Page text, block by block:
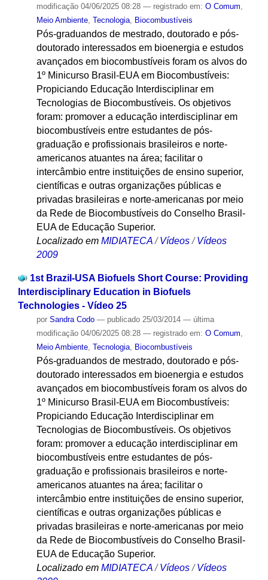
modificação04/06/2025 08:28 — registrado em: O Comum,
Meio Ambiente, Tecnologia, Biocombustíveis
Pós-graduandos de mestrado, doutorado e pós-
doutorado interessados em bioenergia e estudos
avançados em biocombustíveis foram os alvos do
1º Minicurso Brasil-EUA em Biocombustíveis:
Propiciando Educação Interdisciplinar em
Tecnologias de Biocombustíveis. Os objetivos
foram: promover a educação interdisciplinar em
biocombustíveis entre estudantes de pós-
graduação e profissionais brasileiros e norte-
americanos atuantes na área; facilitar o
intercâmbio entre instituições de ensino superior,
científicas e outras organizações públicas e
privadas brasileiras e norte-americanas por meio
da Rede de Biocombustíveis do Conselho Brasil-
EUA de Educação Superior.
Localizado em MIDIATECA /Vídeos /Vídeos
2009
1st Brazil-USA Biofuels Short Course: Providing
Interdisciplinary Education in Biofuels
Technologies - Vídeo 25
por Sandra Codo — publicado25/03/2014 — última
modificação04/06/2025 08:28 — registrado em: O Comum
Meio Ambiente, Tecnologia, Biocombustíveis
Pós-graduandos de mestrado, doutorado e pós-
doutorado interessados em bioenergia e estudos
avançados em biocombustíveis foram os alvos do
1º Minicurso Brasil-EUA em Biocombustíveis:
Propiciando Educação Interdisciplinar em
Tecnologias de Biocombustíveis. Os objetivos
foram: promover a educação interdisciplinar em
biocombustíveis entre estudantes de pós-
graduação e profissionais brasileiros e norte-
americanos atuantes na área; facilitar o
intercâmbio entre instituições de ensino superior,
científicas e outras organizações públicas e
privadas brasileiras e norte-americanas por meio
da Rede de Biocombustíveis do Conselho Brasil-
EUA de Educação Superior.
Localizado em MIDIATECA /Vídeos /Vídeos